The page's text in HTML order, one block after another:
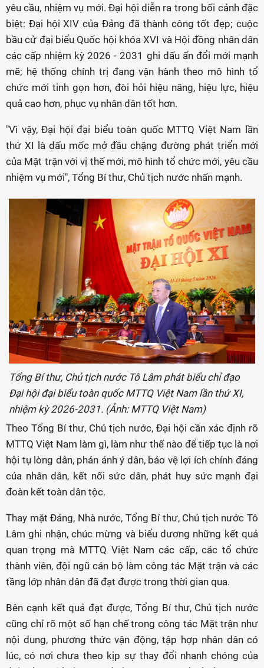
yêu cầu, nhiệm vụ mới. Đại hội diễn ra trong bối cảnh đặc
biệt: Đại hội XIV của Đảng đã thành công tốt đẹp; cuộc
bầu cử đại biểu Quốc hội khóa XVI và Hội đồng nhân dân
các cấp nhiệm kỳ 2026 - 2031 ghi dấu ấn đổi mới mạnh
mẽ; hệ thống chính trị đang vận hành theo mô hình tổ
chức mới tinh gọn hơn, đòi hỏi hiệu năng, hiệu lực, hiệu
quả cao hơn, phục vụ nhân dân tốt hơn.
"Vì vậy, Đại hội đại biểu toàn quốc MTTQ Việt Nam lần
thứ XI là dấu mốc mở đầu chặng đường phát triển mới
của Mặt trận với vị thế mới, mô hình tổ chức mới, yêu cầu
nhiệm vụ mới", Tổng Bí thư, Chủ tịch nước nhấn mạnh.
Tổng Bí thư, Chủ tịch nước Tô Lâm phát biểu chỉ đạo
Đại hội đại biểu toàn quốc MTTQ Việt Nam lần thứ XI,
nhiệm kỳ 2026-2031. (Ảnh: MTTQ Việt Nam)
Theo Tổng Bí thư, Chủ tịch nước, Đại hội cần xác định rõ
MTTQ Việt Nam làm gì, làm như thế nào để tiếp tục là nơi
hội tụ lòng dân, phản ánh ý dân, bảo vệ lợi ích chính đáng
của nhân dân, kết nối sức dân, phát huy sức mạnh đại
đoàn kết toàn dân tộc.
Thay mặt Đảng, Nhà nước, Tổng Bí thư, Chủ tịch nước Tô
Lâm ghi nhận, chúc mừng và biểu dương những kết quả
quan trọng mà MTTQ Việt Nam các cấp, các tổ chức
thành viên, đội ngũ cán bộ làm công tác Mặt trận và các
tầng lớp nhân dân đã đạt được trong thời gian qua.
Bên cạnh kết quả đạt được, Tổng Bí thư, Chủ tịch nước
cũng chỉ rõ một số hạn chế trong công tác Mặt trận như
nội dung, phương thức vận động, tập hợp nhân dân có
lúc, có nơi chưa theo kịp sự thay đổi nhanh chóng của